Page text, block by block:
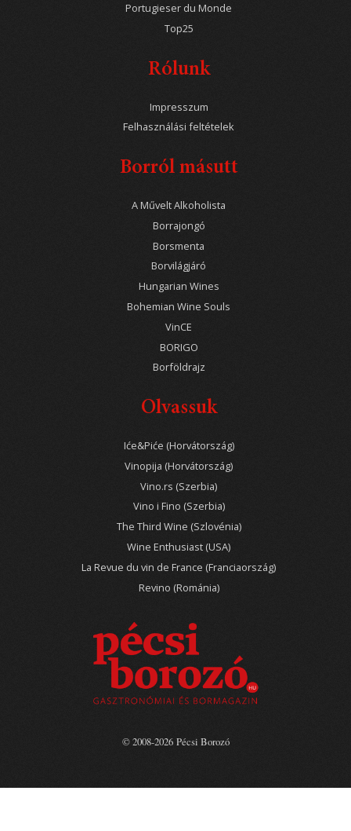
Portugieser du Monde
Top25
Rólunk
Impresszum
Felhasználási feltételek
Borról másutt
A Művelt Alkoholista
Borrajongó
Borsmenta
Borvilágjáró
Hungarian Wines
Bohemian Wine Souls
VinCE
BORIGO
Borföldrajz
Olvassuk
Iće&Piće (Horvátország)
Vinopija (Horvátország)
Vino.rs (Szerbia)
Vino i Fino (Szerbia)
The Third Wine (Szlovénia)
Wine Enthusiast (USA)
La Revue du vin de France (Franciaország)
Revino (Románia)
© 2008-2026 Pécsi Borozó